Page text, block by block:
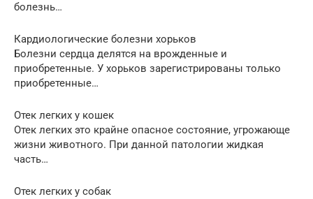
болезнь…
Кардиологические болезни хорьков
Болезни сердца делятся на врожденные и
приобретенные. У хорьков зарегистрированы только
приобретенные…
Отек легких у кошек
Отек легких это крайне опасное состояние, угрожающе
жизни животного. При данной патологии жидкая
часть…
Отек легких у собак